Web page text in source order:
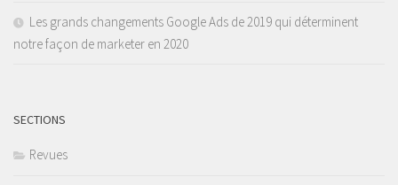
Les grands changements Google Ads de 2019 qui déterminent
notre façon de marketer en 2020
SECTIONS
Revues